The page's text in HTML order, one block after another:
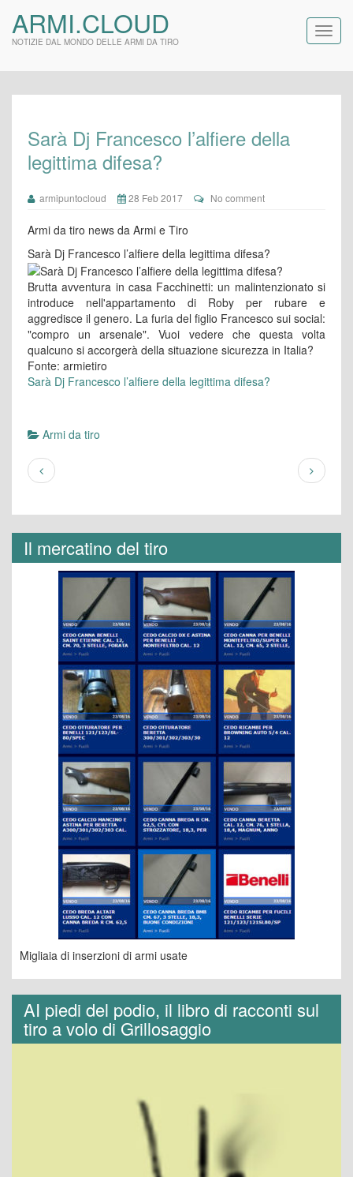
ARMI.CLOUD
NOTIZIE DAL MONDO DELLE ARMI DA TIRO
Sarà Dj Francesco l’alfiere della
legittima difesa?
armipuntocloud 28 Feb 2017 No comment
Armi da tiro news da Armi e Tiro
Sarà Dj Francesco l’alfiere della legittima difesa?
Brutta avventura in casa Facchinetti: un malintenzionato si
introduce nell'appartamento di Roby per rubare e
aggredisce il genero. La furia del figlio Francesco sui social:
"compro un arsenale". Vuoi vedere che questa volta
qualcuno si accorgerà della situazione sicurezza in Italia?
Fonte: armietiro
Sarà Dj Francesco l’alfiere della legittima difesa?
Armi da tiro
Il mercatino del tiro
Migliaia di inserzioni di armi usate
AI piedi del podio, il libro di racconti sul
tiro a volo di Grillosaggio